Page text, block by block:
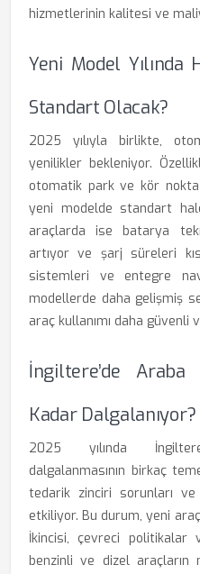
hizmetlerinin kalitesi ve
Yeni Model
Standart Olacak?
2025 yılıyla birlikte,
yenilikler bekleniyor.
otomatik park ve kör
yeni modelde standart
araçlarda ise batarya
artıyor ve şarj süreleri
sistemleri ve entegre
modellerde daha gelişmiş
araç kullanımı daha
İngiltere’de
Kadar Dalgalanıyor?
2025 yılında
dalgalanmasının birkaç
tedarik zinciri sorunları
etkiliyor. Bu durum, yeni
İkincisi, çevreci politikalar
benzinli ve dizel araçların